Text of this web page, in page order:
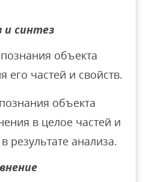
и синтез
объекта
его частей и свойств.
объекта
в целое частей и
результате анализа.